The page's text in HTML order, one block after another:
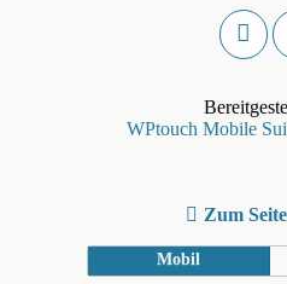
WPtouch Mobile
Zum
Mobil